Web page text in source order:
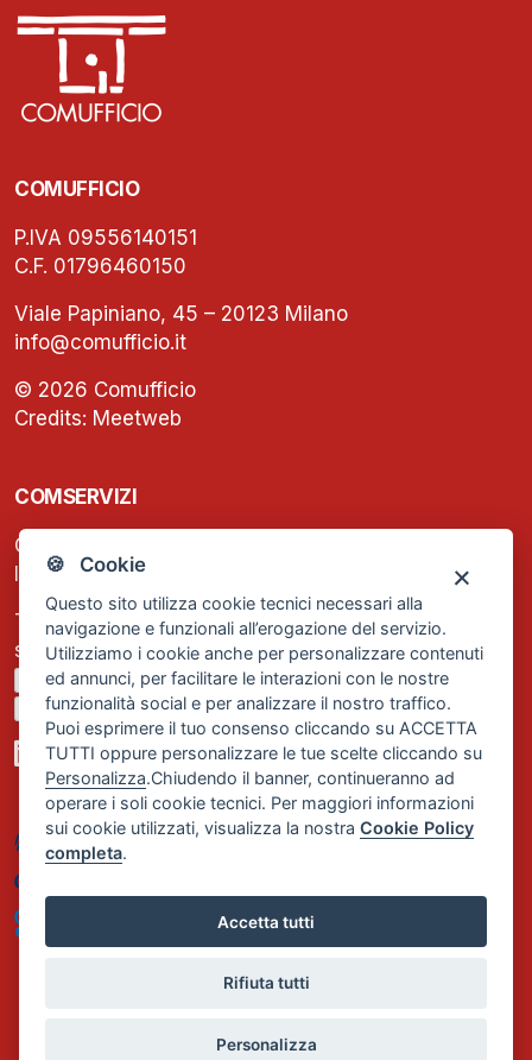
🍪 Cookie
Questo sito utilizza cookie tecnici necessari alla
navigazione e funzionali all’erogazione del servizio.
Utilizziamo i cookie anche per personalizzare contenuti
ed annunci, per facilitare le interazioni con le nostre
funzionalità social e per analizzare il nostro traffico.
Puoi esprimere il tuo consenso cliccando su ACCETTA
TUTTI oppure personalizzare le tue scelte cliccando su
Personalizza.Chiudendo il banner, continueranno ad
operare i soli cookie tecnici. Per maggiori informazioni
sui cookie utilizzati, visualizza la nostraCookie Policy
completa.
Accetta tutti
Rifiuta tutti
Personalizza
COMUFFICIO
P.IVA 09556140151
C.F. 01796460150
Viale Papiniano, 45 – 20123 Milano
info@comufficio.it
© 2026 Comufficio
Credits: Meetweb
COMSERVIZI
C.F. e P.IVA: 13474420158
Iscrizione REA Milano n. 1656740
Tel. +39 02 2838 1307
segreteria@comservizi.eu
Privacy Policy
Cookie Policy